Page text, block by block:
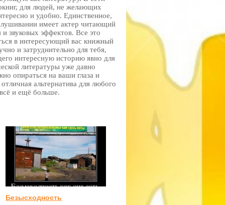
для людей, не желающих
и удобно. Единственное,
имеет актер читающий
звуковых эффектов. Все это
в интересующий вас книжный
и затруднительно для тебя,
интересную историю явно для
литературы уже давно
опираться на ваши глаза и
альтернатива для любого
и ещё больше.
Безысходность